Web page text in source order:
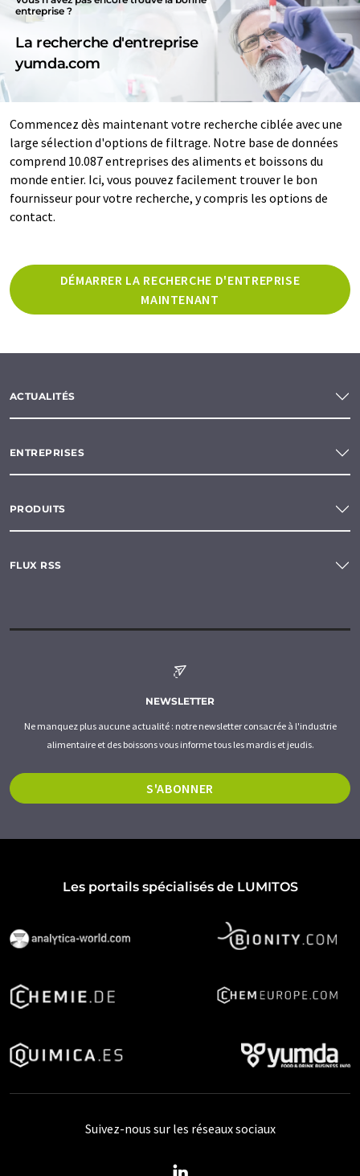
entreprise ?
La recherche d'entreprise
yumda.com
Commencez dès maintenant votre recherche ciblée avec une
large sélection d'options de filtrage. Notre base de données
comprend 10.087 entreprises des aliments et boissons du
monde entier. Ici, vous pouvez facilement trouver le bon
fournisseur pour votre recherche, y compris les options de
contact.
DÉMARRER LA RECHERCHE D'ENTREPRISE
MAINTENANT
ACTUALITÉS
ENTREPRISES
PRODUITS
FLUX RSS
NEWSLETTER
Ne manquez plus aucune actualité : notre newsletter consacrée à l'industrie
alimentaire et des boissons vous informe tous les mardis et jeudis.
S'ABONNER
Les portails spécialisés de LUMITOS
Suivez-nous sur les réseaux sociaux